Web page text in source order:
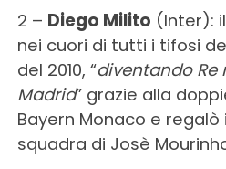
2 – Diego Milito (Inter):
nei cuori di tutti i tifosi
del 2010, “diventando Re
Madrid” grazie alla
Bayern Monaco e regalò
squadra di Josè